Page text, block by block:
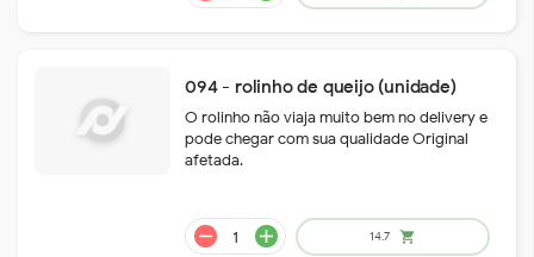
remove add 45.3
094 - rolinho de queijo (unidade)
O rolinho não viaja muito bem no delivery e
pode chegar com sua qualidade Original
afetada.